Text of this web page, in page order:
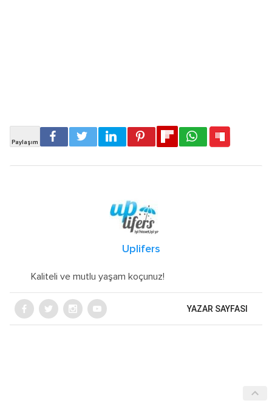
Uplifers
Kaliteli ve mutlu yaşam koçunuz!
YAZAR SAYFASI